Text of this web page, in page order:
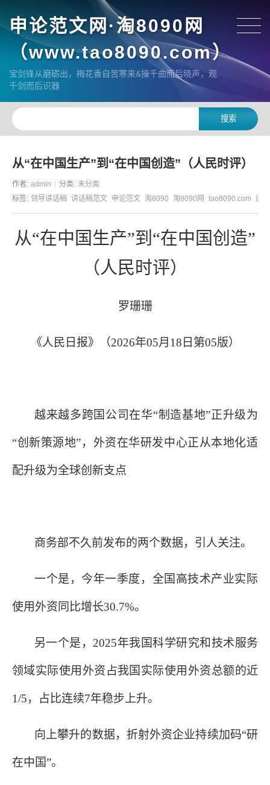
申论范文网·淘8090网
（www.tao8090.com）
宝剑锋从磨砺出，梅花香自苦寒来&操千曲而后晓声，观
千剑而后识器
从“在中国生产”到“在中国创造”（人民时评）
作者: admin 分类: 未分类
标签: 领导讲话稿 讲话稿范文 申论范文 淘8090 淘8090网 tao8090.com 遴
从“在中国生产”到“在中国创造”
（人民时评）
罗珊珊
《人民日报》（2026年05月18日第05版）
越来越多跨国公司在华“制造基地”正升级为
“创新策源地”，外资在华研发中心正从本地化适
配升级为全球创新支点
商务部不久前发布的两个数据，引人关注。
一个是，今年一季度，全国高技术产业实际
使用外资同比增长30.7%。
另一个是， 2025年我国科学研究和技术服务
领域实际使用外资占我国实际使用外资总额的近
1/5，占比连续7年稳步上升。
向上攀升的数据，折射外资企业持续加码“研
在中国”。